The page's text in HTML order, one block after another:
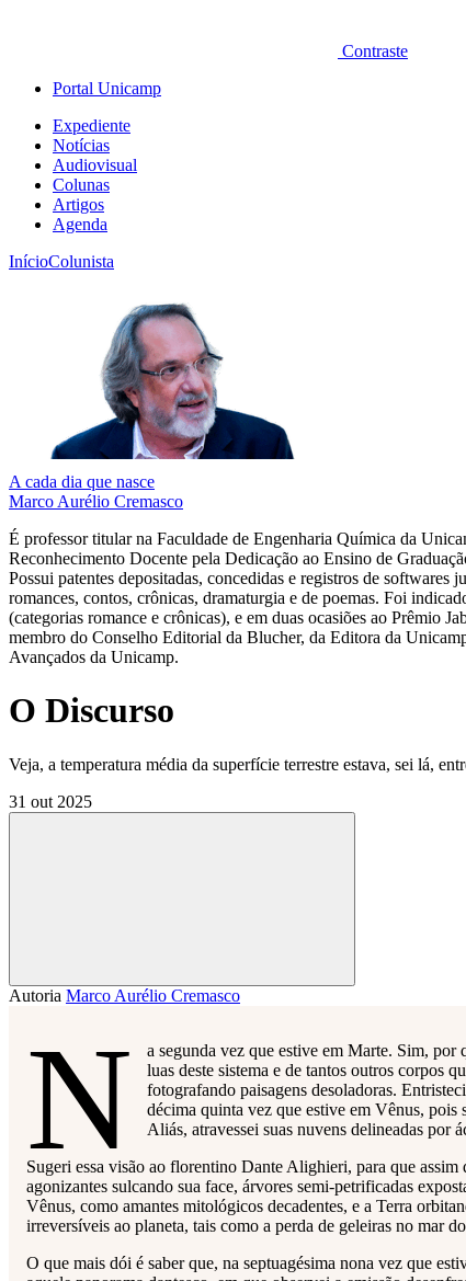
Contraste
Portal Unicamp
Expediente
Notícias
Audiovisual
Colunas
Artigos
Agenda
InícioColunista
A cada dia que nasce
Marco Aurélio Cremasco
É professor titular na Faculdade de Engenharia Química da
Reconhecimento Docente pela Dedicação ao Ensino de
Possui patentes depositadas, concedidas e registros de
romances, contos, crônicas, dramaturgia e de poemas. Foi
(categorias romance e crônicas), e em duas ocasiões ao Prêmio
membro do Conselho Editorial da Blucher, da Editora da
Avançados da Unicamp.
O Discurso
Veja, a temperatura média da superfície terrestre estava, sei lá,
31 out 2025
Compartilhar
Autoria Marco Aurélio Cremasco
N
a segunda vez que estive em Marte. Sim, por
luas deste sistema e de tantos outros corpos
fotografando paisagens desoladoras.
décima quinta vez que estive em Vênus, pois
Aliás, atravessei suas nuvens delineadas por
Sugeri essa visão ao florentino Dante Alighieri, para que
agonizantes sulcando sua face, árvores semi-petrificadas
Vênus, como amantes mitológicos decadentes, e a Terra
irreversíveis ao planeta, tais como a perda de geleiras no mar
O que mais dói é saber que, na septuagésima nona vez que